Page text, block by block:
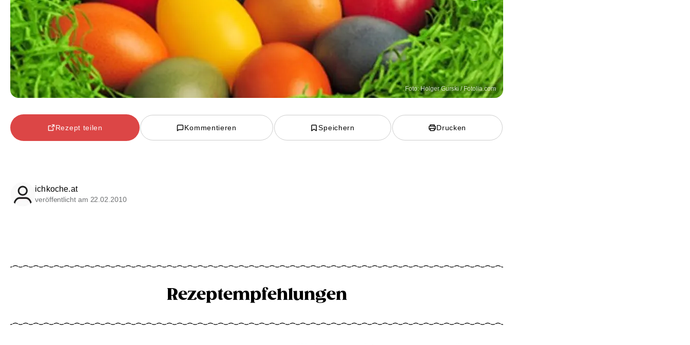
Foto: Holger Gurski / Fotolia.com
Rezept teilen Kommentieren Speichern Drucken
ichkoche.at
veröffentlicht am 22.02.2010
Rezeptempfehlungen